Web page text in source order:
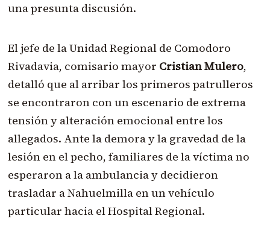
una presunta discusión.
El jefe de la Unidad Regional de Comodoro
Rivadavia, comisario mayor Cristian Mulero,
detalló que al arribar los primeros patrulleros
se encontraron con un escenario de extrema
tensión y alteración emocional entre los
allegados. Ante la demora y la gravedad de la
lesión en el pecho, familiares de la víctima no
esperaron a la ambulancia y decidieron
trasladar a Nahuelmilla en un vehículo
particular hacia el Hospital Regional.